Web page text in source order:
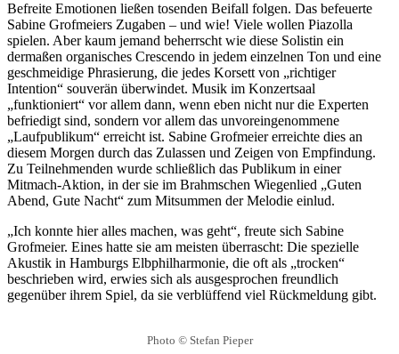
Befreite Emotionen ließen tosenden Beifall folgen. Das befeuerte
Sabine Grofmeiers Zugaben – und wie! Viele wollen Piazolla
spielen. Aber kaum jemand beherrscht wie diese Solistin ein
dermaßen organisches Crescendo in jedem einzelnen Ton und eine
geschmeidige Phrasierung, die jedes Korsett von „richtiger
Intention“ souverän überwindet. Musik im Konzertsaal
„funktioniert“ vor allem dann, wenn eben nicht nur die Experten
befriedigt sind, sondern vor allem das unvoreingenommene
„Laufpublikum“ erreicht ist. Sabine Grofmeier erreichte dies an
diesem Morgen durch das Zulassen und Zeigen von Empfindung.
Zu Teilnehmenden wurde schließlich das Publikum in einer
Mitmach-Aktion, in der sie im Brahmschen Wiegenlied „Guten
Abend, Gute Nacht“ zum Mitsummen der Melodie einlud.
„Ich konnte hier alles machen, was geht“, freute sich Sabine
Grofmeier. Eines hatte sie am meisten überrascht: Die spezielle
Akustik in Hamburgs Elbphilharmonie, die oft als „trocken“
beschrieben wird, erwies sich als ausgesprochen freundlich
gegenüber ihrem Spiel, da sie verblüffend viel Rückmeldung gibt.
Photo ©Stefan Pieper